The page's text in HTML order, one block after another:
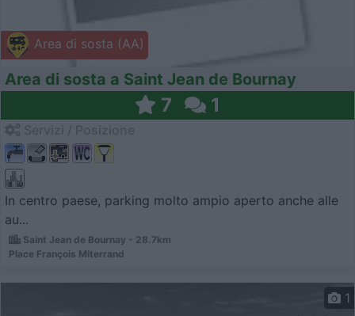
Area di sosta (AA)
Area di sosta a Saint Jean de Bournay
7 1
In centro paese, parking molto ampio aperto anche alle
au...
Saint Jean de Bournay - 28.7km
Place François Miterrand
1